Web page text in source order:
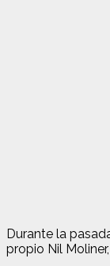
Durante la
propio Nil